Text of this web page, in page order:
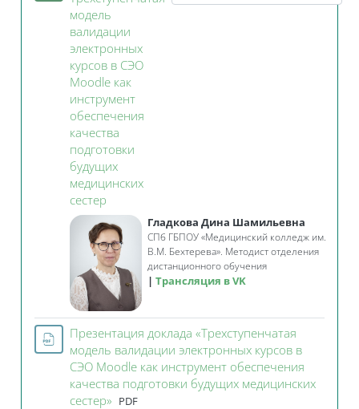
модель
валидации
электронных
курсов в СЭО
Moodle как
инструмент
обеспечения
качества
подготовки
будущих
медицинских
сестер
Гладкова Дина Шамильевна
СПб ГБПОУ «Медицинский колледж им.
В.М. Бехтерева». Методист отделения
дистанционного обучения
Трансляция в VK
Презентация доклада «Трехступенчатая
модель валидации электронных курсов в
СЭО Moodle как инструмент обеспечения
качества подготовки будущих медицинских
сестер» Файл
PDF